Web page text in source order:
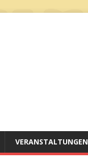
VERANSTALTUNGEN